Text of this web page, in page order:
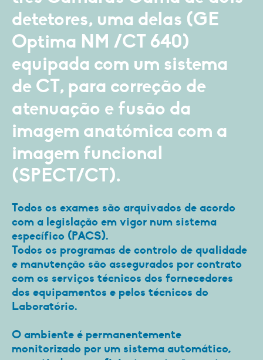
detetores, uma delas (GE
Optima NM /CT 640)
equipada com um sistema
de CT, para correção de
atenuação e fusão da
imagem anatómica com a
imagem funcional
(SPECT/CT).
Todos os exames são arquivados de acordo
com a legislação em vigor num sistema
específico (PACS).
Todos os programas de controlo de qualidade
e manutenção são assegurados por contrato
com os serviços técnicos dos fornecedores
dos equipamentos e pelos técnicos do
Laboratório.
O ambiente é permanentemente
monitorizado por um sistema automático,